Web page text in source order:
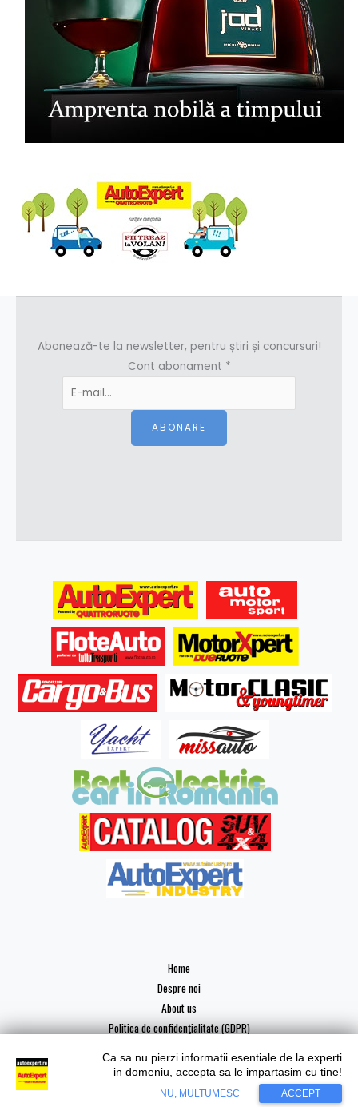
Abonează-te la newsletter, pentru știri și concursuri!
Cont abonament *
ABONARE
Home
Despre noi
About us
Politica de confidențialitate (GDPR)
Copyright © 2026 AutoExpert
Ca sa nu pierzi informatii esentiale de la experti
in domeniu, accepta sa le impartasim cu tine!
NU, MULTUMESC ACCEPT